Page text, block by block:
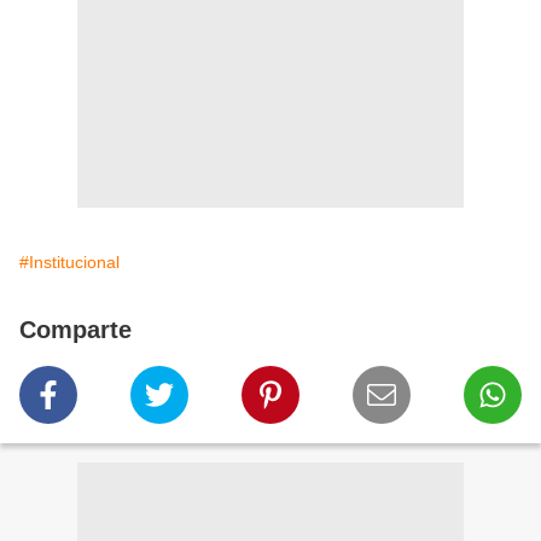
#Institucional
Comparte